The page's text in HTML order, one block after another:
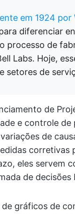
em 1924
diferenciar
processo de
Labs. Hoje,
setores de
de
e controle
de
eles servem
de decisões
gráficos de